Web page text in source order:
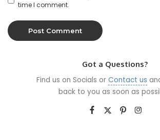
time I comment.
Got a Questions?
Find us on Socials or Contact us
back to you as soon as